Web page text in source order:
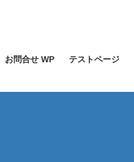
お問合せ WP テストページ